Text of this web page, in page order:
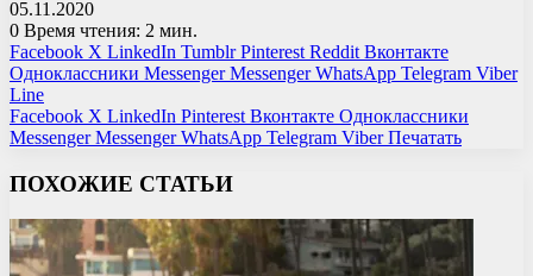
05.11.2020
0 Время чтения: 2 мин.
Facebook X LinkedIn Tumblr Pinterest Reddit Вконтакте
Одноклассники Messenger Messenger WhatsApp Telegram Viber
Line
Facebook X LinkedIn Pinterest Вконтакте Одноклассники
Messenger Messenger WhatsApp Telegram Viber Печатать
ПОХОЖИЕ СТАТЬИ